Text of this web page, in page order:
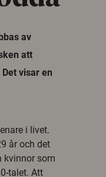
av
att
visar en
i livet.
år och det
kvinnor som
talet. Att